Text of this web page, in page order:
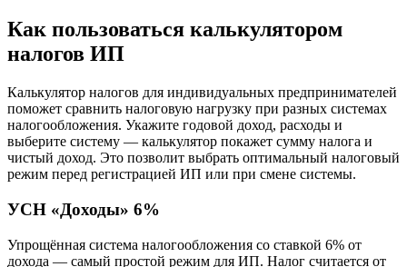
Как пользоваться калькулятором
налогов ИП
Калькулятор налогов для индивидуальных предпринимателей
поможет сравнить налоговую нагрузку при разных системах
налогообложения. Укажите годовой доход, расходы и
выберите систему — калькулятор покажет сумму налога и
чистый доход. Это позволит выбрать оптимальный налоговый
режим перед регистрацией ИП или при смене системы.
УСН «Доходы» 6%
Упрощённая система налогообложения со ставкой 6% от
дохода — самый простой режим для ИП. Налог считается от